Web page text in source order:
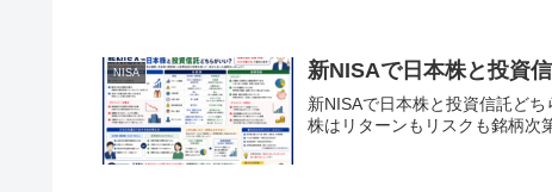
NISA 新NISAで日本株と投資
新NISAで日本株と投資信託ど
株はリターンもリスクも銘柄次